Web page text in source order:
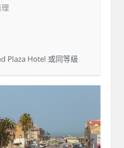
理
Plaza Hotel 或同等級